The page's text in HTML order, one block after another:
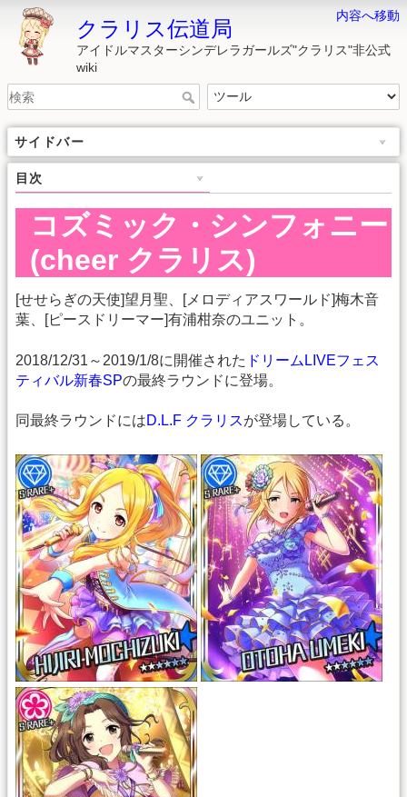
内容へ移動
クラリス伝道局
アイドルマスターシンデレラガールズ"クラリス"非公式
wiki
サイドバー
目次
コズミック・シンフォニー
(cheer クラリス)
[せせらぎの天使]望月聖、[メロディアスワールド]梅木音
葉、[ピースドリーマー]有浦柑奈のユニット。
2018/12/31～2019/1/8に開催された ドリームLIVEフェス
ティバル新春SPの最終ラウンドに登場。
同最終ラウンドにはD.L.F クラリスが登場している。